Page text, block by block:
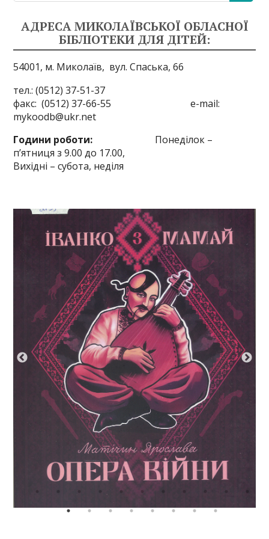
АДРЕСА МИКОЛАЇВСЬКОЇ ОБЛАСНОЇ
БІБЛІОТЕКИ ДЛЯ ДІТЕЙ:
54001, м. Миколаїв, вул. Спаська, 66
тел.: (0512) 37-51-37
факс: (0512) 37-66-55 e-mail:
mykoodb@ukr.net
Години роботи: Понеділок –
п’ятниця з 9.00 до 17.00,
Вихідні – субота, неділя